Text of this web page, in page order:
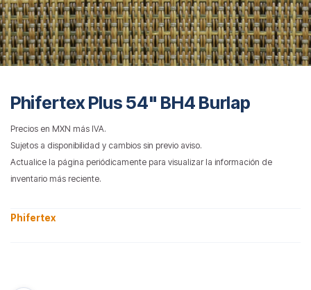
Phifertex Plus 54" BH4 Burlap
Precios en MXN más IVA.
Sujetos a disponibilidad y cambios sin previo aviso.
Actualice la página periódicamente para visualizar la información de
inventario más reciente.
Phifertex